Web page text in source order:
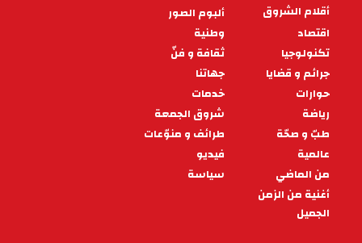
PIED
DE
PAGE
أقلام الشروق
ألبوم الصور
اقتصاد
وطنية
تكنولوجيا
ثقافة و فنّ
جرائم و قضايا
جهاتنا
حوارات
خدمات
رياضة
شروق الجمعة
طبّ و صحّة
طرائف و منوّعات
عالمية
فيديو
من الماضي
سياسة
أغنية من الزمن
الجميل